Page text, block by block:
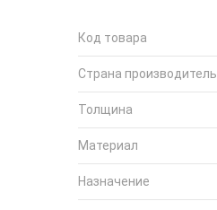
Код товара
Страна производитель
Толщина
Материал
Назначение